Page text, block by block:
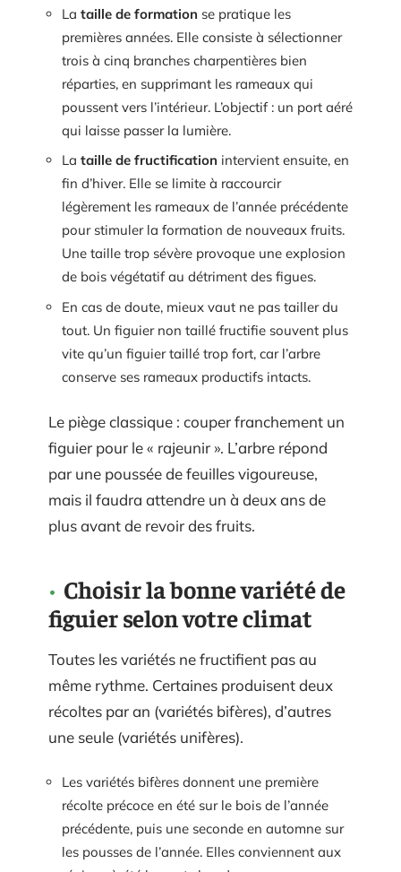
La taille de formation se pratique les
premières années. Elle consiste à sélectionner
trois à cinq branches charpentières bien
réparties, en supprimant les rameaux qui
poussent vers l’intérieur. L’objectif : un port aéré
qui laisse passer la lumière.
La taille de fructification intervient ensuite, en
fin d’hiver. Elle se limite à raccourcir
légèrement les rameaux de l’année précédente
pour stimuler la formation de nouveaux fruits.
Une taille trop sévère provoque une explosion
de bois végétatif au détriment des figues.
En cas de doute, mieux vaut ne pas tailler du
tout. Un figuier non taillé fructifie souvent plus
vite qu’un figuier taillé trop fort, car l’arbre
conserve ses rameaux productifs intacts.
Le piège classique : couper franchement un
figuier pour le « rajeunir ». L’arbre répond
par une poussée de feuilles vigoureuse,
mais il faudra attendre un à deux ans de
plus avant de revoir des fruits.
Choisir la bonne variété de
figuier selon votre climat
Toutes les variétés ne fructifient pas au
même rythme. Certaines produisent deux
récoltes par an (variétés bifères), d’autres
une seule (variétés unifères).
Les variétés bifères donnent une première
récolte précoce en été sur le bois de l’année
précédente, puis une seconde en automne sur
les pousses de l’année. Elles conviennent aux